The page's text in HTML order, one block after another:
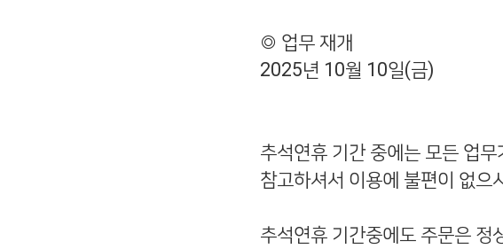
◎ 업무 재개
2025년 10월 10일(금)
추석연휴 기간 중에는 모든 업
참고하셔서 이용에 불편이 없으
추석연휴 기간중에도 주문은 정